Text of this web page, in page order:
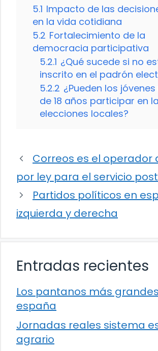
5.1 Impacto de las
en la vida cotidiana
5.2 Fortalecimiento de la
democracia participativa
5.2.1 ¿Qué sucede si no
inscrito en el padrón
5.2.2 ¿Pueden los
de 18 años participar en
elecciones locales?
Correos es el operador
por ley para el servicio
Partidos políticos en
izquierda y derecha
Entradas recientes
Los pantanos más
españa
Jornadas reales sistema
agrario